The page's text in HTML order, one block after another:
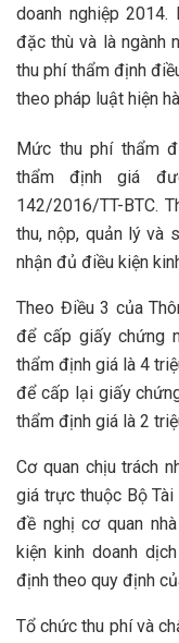
doanh nghiệp
đặc thù và là ngành
thu phí thẩm định
theo pháp luật hiện
Mức thu phí thẩm
thẩm định giá
142/2016/TT-BTC.
thu, nộp, quản lý và
nhận đủ điều kiện
Theo Điều 3 của
để cấp giấy chứng
thẩm định giá là 4
để cấp lại giấy
thẩm định giá là 2
Cơ quan chịu trách
giá trực thuộc Bộ Tài
đề nghị cơ quan
kiện kinh doanh
định theo quy định
Tổ chức thu phí và